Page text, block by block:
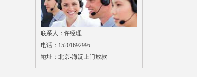
联系人：许经理
电话：15201692995
地址：北京-海淀上门放款